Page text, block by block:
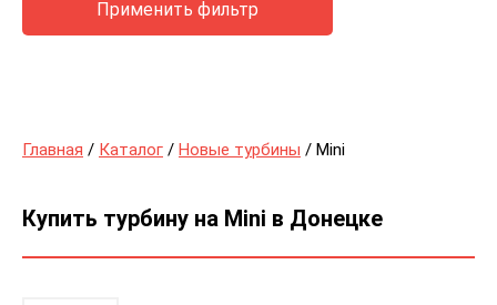
Применить фильтр
Главная / Каталог / Новые турбины / Mini
Купить турбину на Mini в Донецке